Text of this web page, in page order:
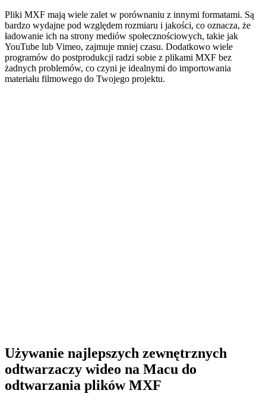
Pliki MXF mają wiele zalet w porównaniu z innymi formatami. Są
bardzo wydajne pod względem rozmiaru i jakości, co oznacza, że
ładowanie ich na strony mediów społecznościowych, takie jak
YouTube lub Vimeo, zajmuje mniej czasu. Dodatkowo wiele
programów do postprodukcji radzi sobie z plikami MXF bez
żadnych problemów, co czyni je idealnymi do importowania
materiału filmowego do Twojego projektu.
Używanie najlepszych zewnętrznych
odtwarzaczy wideo na Macu do
odtwarzania plików MXF